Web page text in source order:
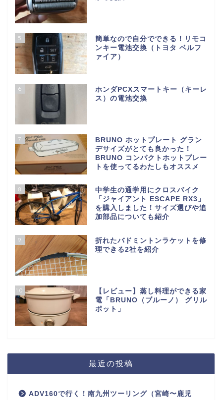
5
簡単なので自分でできる！リモコ
ンキー電池交換（トヨタ ベルフ
ァイア）
6
ホンダPCXスマートキー（キーレ
ス）の電池交換
7
BRUNO ホットプレート グラン
デサイズがとても良かった！
BRUNO コンパクトホットプレー
トを使ってるわたしもオススメ
8
中学生の通学用にクロスバイク
「ジャイアント ESCAPE RX3」
を購入しました！サイズ選びや追
加部品についても紹介
9
折れたバドミントンラケットを修
理できる2社を紹介
10
【レビュー】蒸し料理ができる家
電「BRUNO（ブルーノ） グリル
ポット」
最近の投稿
ADV160で行く！南九州ツーリング（宮崎〜鹿児